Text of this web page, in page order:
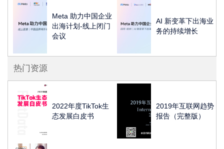
Meta 助力中国企业
出海计划-线上闭门
会议
AI 新变革下出海业
务的持续增长
热门资源
2022年度TikTok生
态发展白皮书
2019年互联网趋势
报告（完整版）